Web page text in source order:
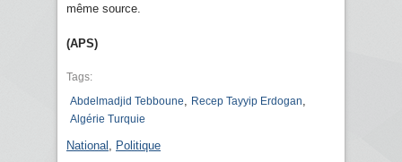
même source.
(APS)
Tags:
Abdelmadjid Tebboune
Recep Tayyip Erdogan
Algérie Turquie
National Politique